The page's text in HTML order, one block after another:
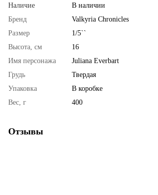
Наличие
В наличии
Бренд
Valkyria Chronicles
Размер
1/5``
Высота, см
16
Имя персонажа
Juliana Everbart
Грудь
Твердая
Упаковка
В коробке
Вес, г
400
Отзывы